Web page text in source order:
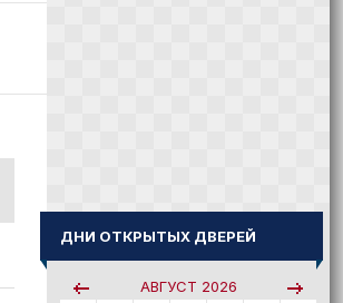
ДНИ ОТКРЫТЫХ ДВЕРЕЙ
АВГУСТ 2026